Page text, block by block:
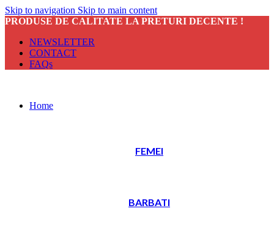
Skip to navigation Skip to main content
PRODUSE DE CALITATE LA PRETURI DECENTE !
NEWSLETTER
CONTACT
FAQs
Home
FEMEI
BARBATI